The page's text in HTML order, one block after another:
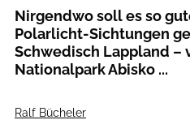
Nirgendwo soll es so
Polarlicht-Sichtungen
Schwedisch Lappland –
Nationalpark Abisko ...
Ralf Bücheler